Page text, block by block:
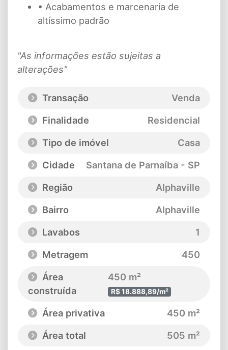
• Acabamentos e marcenaria de
altíssimo padrão
"As informações estão sujeitas a
alterações"
Transação
Venda
Finalidade
Residencial
Tipo de imóvel
Casa
Cidade
Santana de Parnaíba - SP
Região
Alphaville
Bairro
Alphaville
Lavabos
1
Metragem
450
Área
construída
450 m²
R$ 18.888,89/m²
Área privativa
450 m²
Área total
505 m²